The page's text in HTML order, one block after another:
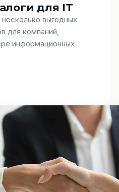
для IT
несколько выгодных
для компаний,
информационных